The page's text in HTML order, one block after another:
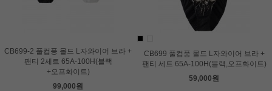
CB699-2 풀컵풍 몰드 L자와이어 브라 +
팬티 2세트 65A-100H(블랙
+오프화이트)
99,000원
CB699 풀컵풍 몰드 L자와이어 브라 +
팬티 세트 65A-100H(블랙,오프화이트)
59,000원